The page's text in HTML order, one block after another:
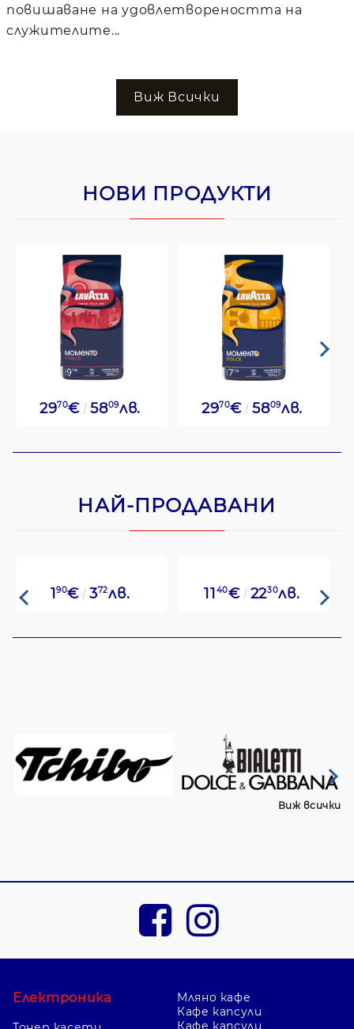
повишаване на удовлетвореността на
служителите...
Виж Всички
НОВИ ПРОДУКТИ
2970€ 5809лв. 2970€ 5809лв.
НАЙ-ПРОДАВАНИ
190€ 372лв. 11 40€ 2230лв.
Виж всички
Електроника
Мляно кафе
Кафе капсули
Кафе капсули